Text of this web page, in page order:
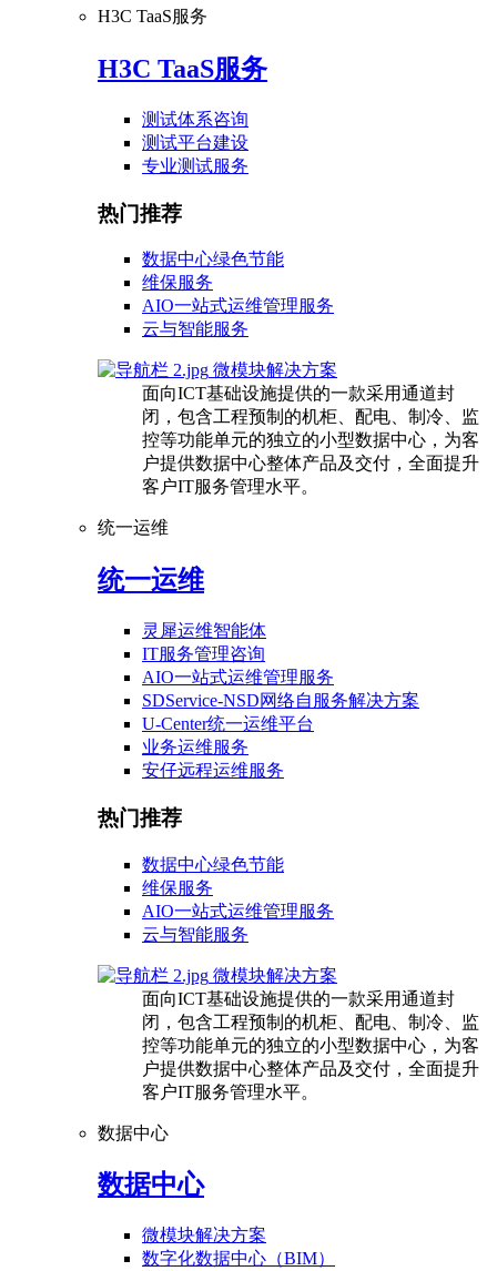
H3C TaaS服务
H3C TaaS服务
测试体系咨询
测试平台建设
专业测试服务
热门推荐
数据中心绿色节能
维保服务
AIO一站式运维管理服务
云与智能服务
微模块解决方案
面向ICT基础设施提供的一款采用通道封
闭，包含工程预制的机柜、配电、制冷、监
控等功能单元的独立的小型数据中心，为客
户提供数据中心整体产品及交付，全面提升
客户IT服务管理水平。
统一运维
统一运维
灵犀运维智能体
IT服务管理咨询
AIO一站式运维管理服务
SDService-NSD网络自服务解决方案
U-Center统一运维平台
业务运维服务
安仔远程运维服务
热门推荐
数据中心绿色节能
维保服务
AIO一站式运维管理服务
云与智能服务
微模块解决方案
面向ICT基础设施提供的一款采用通道封
闭，包含工程预制的机柜、配电、制冷、监
控等功能单元的独立的小型数据中心，为客
户提供数据中心整体产品及交付，全面提升
客户IT服务管理水平。
数据中心
数据中心
微模块解决方案
数字化数据中心（BIM）